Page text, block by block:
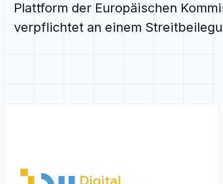
Plattform der Europäischen
verpflichtet an einem